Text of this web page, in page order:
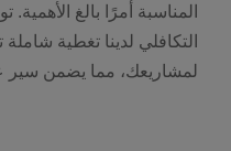
المناسبة أمرًا بالغ
التكافلي لدينا تغطية
لمشاريعك، مما يضمن سير